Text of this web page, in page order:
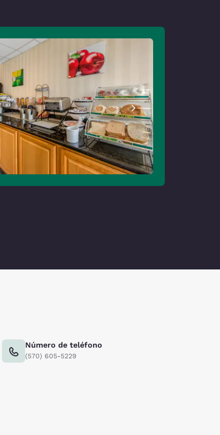
Número de teléfono
(570) 605-5229